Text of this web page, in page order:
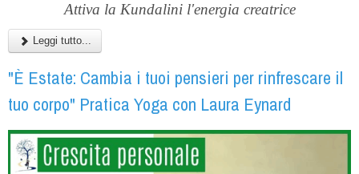
Attiva la Kundalini l'energia creatrice
Leggi tutto...
"È Estate: Cambia i tuoi pensieri per rinfrescare il
tuo corpo" Pratica Yoga con Laura Eynard